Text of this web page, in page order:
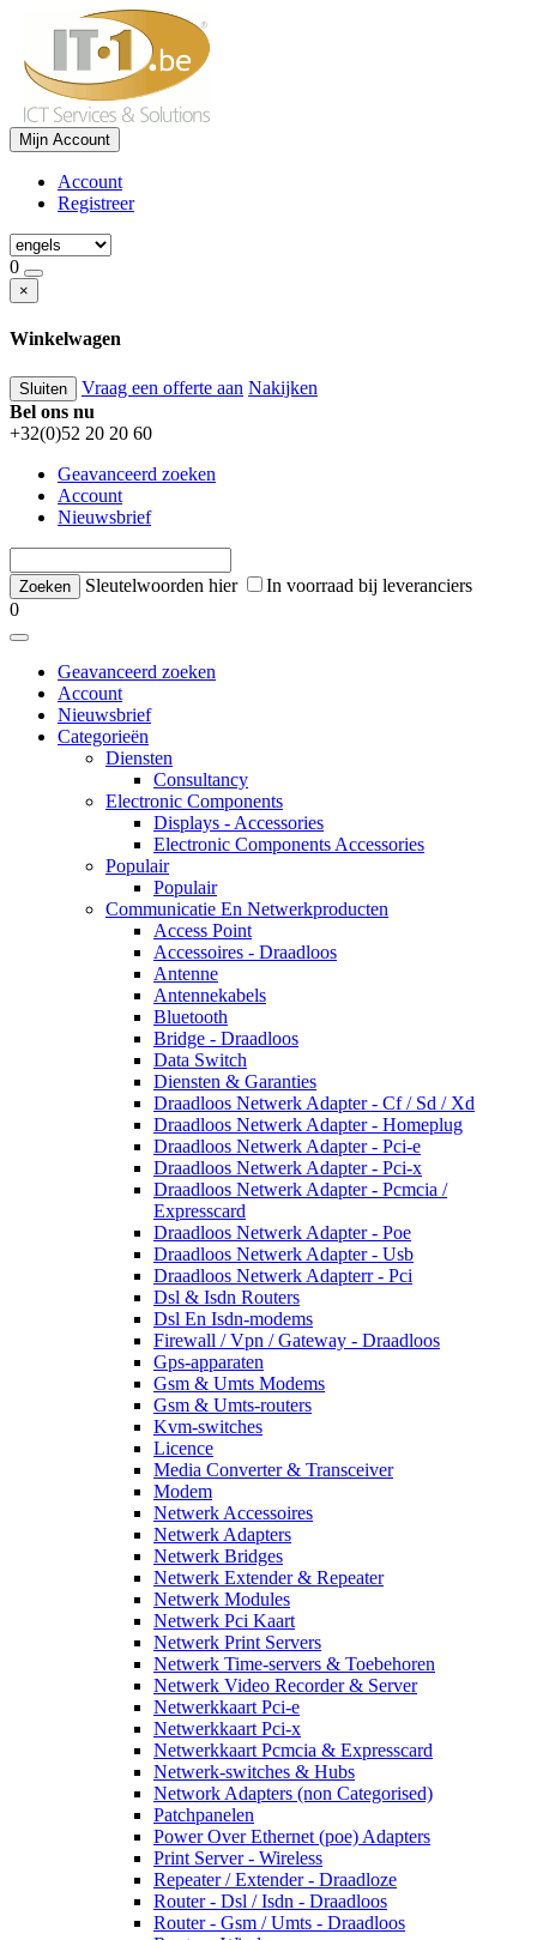
Mijn Account
Account
Registreer
0
×
Winkelwagen
Sluiten Vraag een offerte aan Nakijken
Bel ons nu
+32(0)52 20 20 60
Geavanceerd zoeken
Account
Nieuwsbrief
Sleutelwoorden hier
In voorraad bij leveranciers
0
Geavanceerd zoeken
Account
Nieuwsbrief
Categorieën
Diensten
Consultancy
Electronic Components
Displays - Accessories
Electronic Components Accessories
Populair
Populair
Communicatie En Netwerkproducten
Access Point
Accessoires - Draadloos
Antenne
Antennekabels
Bluetooth
Bridge - Draadloos
Data Switch
Diensten & Garanties
Draadloos Netwerk Adapter - Cf / Sd / Xd
Draadloos Netwerk Adapter - Homeplug
Draadloos Netwerk Adapter - Pci-e
Draadloos Netwerk Adapter - Pci-x
Draadloos Netwerk Adapter - Pcmcia /
Expresscard
Draadloos Netwerk Adapter - Poe
Draadloos Netwerk Adapter - Usb
Draadloos Netwerk Adapterr - Pci
Dsl & Isdn Routers
Dsl En Isdn-modems
Firewall / Vpn / Gateway - Draadloos
Gps-apparaten
Gsm & Umts Modems
Gsm & Umts-routers
Kvm-switches
Licence
Media Converter & Transceiver
Modem
Netwerk Accessoires
Netwerk Adapters
Netwerk Bridges
Netwerk Extender & Repeater
Netwerk Modules
Netwerk Pci Kaart
Netwerk Print Servers
Netwerk Time-servers & Toebehoren
Netwerk Video Recorder & Server
Netwerkkaart Pci-e
Netwerkkaart Pci-x
Netwerkkaart Pcmcia & Expresscard
Netwerk-switches & Hubs
Network Adapters (non Categorised)
Patchpanelen
Power Over Ethernet (poe) Adapters
Print Server - Wireless
Repeater / Extender - Draadloze
Router - Dsl / Isdn - Draadloos
Router - Gsm / Umts - Draadloos